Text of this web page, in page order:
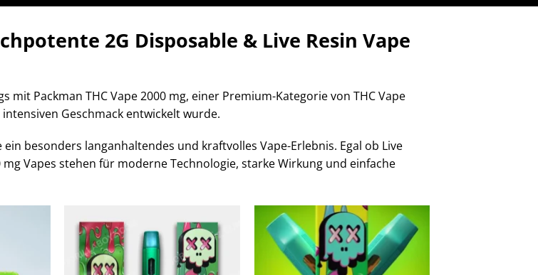
2G Disposable & Live Resin Vape
mit Packman THC Vape 2000 mg, einer Premium-Kategorie von THC Vape
Geschmack entwickelt wurde.
besonders langanhaltendes und kraftvolles Vape-Erlebnis. Egal ob Live
Vapes stehen für moderne Technologie, starke Wirkung und einfache